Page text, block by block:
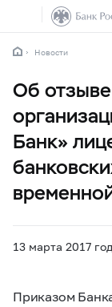
Новости
Об
Банк»
13 марта 2017
Приказом